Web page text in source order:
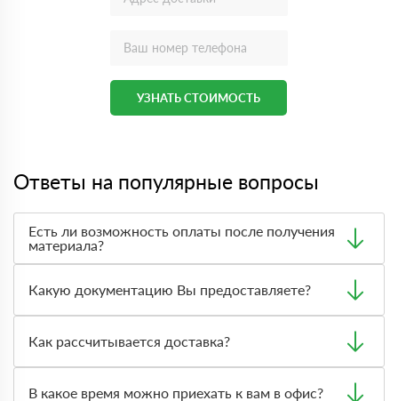
УЗНАТЬ СТОИМОСТЬ
Ответы на популярные вопросы
Есть ли возможность оплаты после получения
материала?
оплата по факту получения товара. При этом, если
доставленный товар был ненадлежащего качества, то
Вы вправе от него отказаться.
Какую документацию Вы предоставляете?
сертификаты и паспорта качества, а также товарно-
транспортную накладную.
Как рассчитывается доставка?
персональный менеджер для уточнения деталей заказа.
В какое время можно приехать к вам в офис?